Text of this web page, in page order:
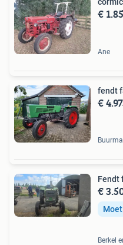
€
Ane
fendt
€
Fendt
€
Berkel